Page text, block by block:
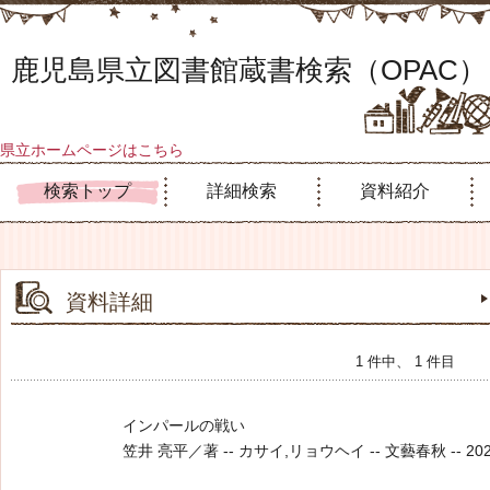
鹿児島県立図書館蔵書検索（OPAC）
県立ホームページはこちら
検索トップ 詳細検索 資料紹介
資料詳細
1 件中、 1 件目
インパールの戦い
笠井 亮平／著 -- カサイ,リョウヘイ -- 文藝春秋 --